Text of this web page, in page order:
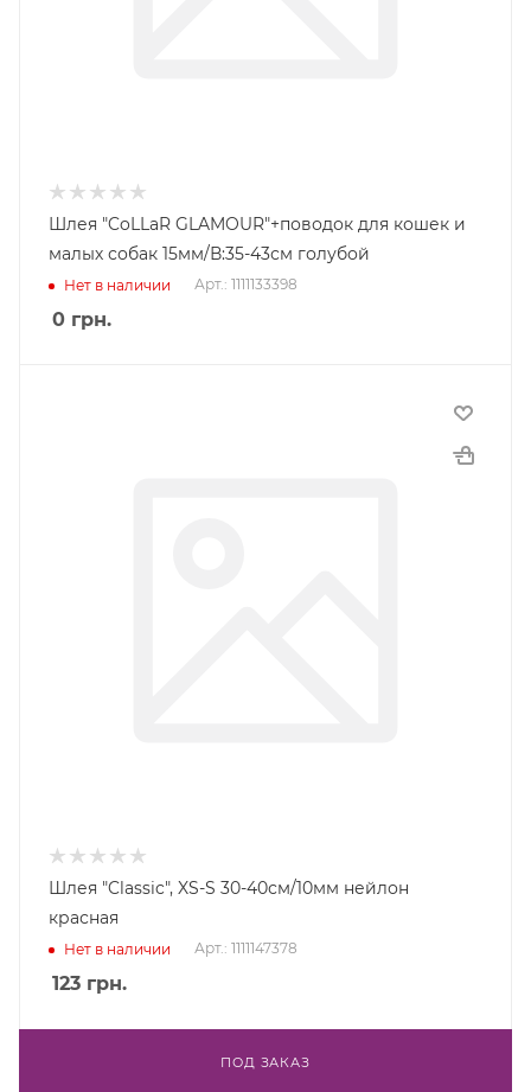
Шлея "CoLLaR GLAMOUR"+поводок для кошек и
малых собак 15мм/В:35-43см голубой
Нет в наличии Арт.: 1111133398
0 грн.
Шлея "Classic", XS-S 30-40см/10мм нейлон
красная
Нет в наличии Арт.: 1111147378
123 грн.
ПОД ЗАКАЗ